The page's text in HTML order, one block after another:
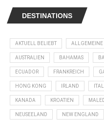
DESTINATIONS
AKTUELL BELIEBT ALLGEMEINE
AUSTRALIEN BAHAMAS
ECUADOR FRANKREICH
HONG KONG IRLAND
KANADA KROATIEN
NEUSEELAND NEW ENGLAND